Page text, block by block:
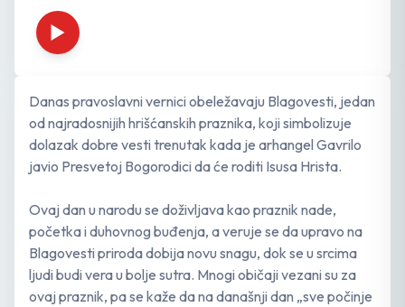
Danas pravoslavni vernici obeležavaju Blagovesti, jedan
od najradosnijih hrišćanskih praznika, koji simbolizuje
dolazak dobre vesti trenutak kada je arhangel Gavrilo
javio Presvetoj Bogorodici da će roditi Isusa Hrista.
Ovaj dan u narodu se doživljava kao praznik nade,
početka i duhovnog buđenja, a veruje se da upravo na
Blagovesti priroda dobija novu snagu, dok se u srcima
ljudi budi vera u bolje sutra. Mnogi običaji vezani su za
ovaj praznik, pa se kaže da na današnji dan „sve počinje